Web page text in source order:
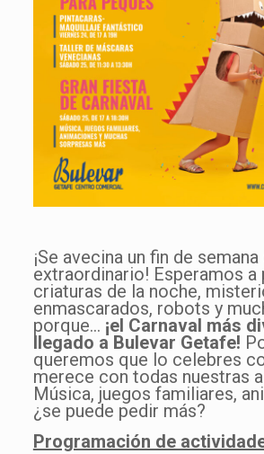
¡Se avecina un fin de
extraordinario! Esperamos a
criaturas de la noche,
enmascarados, robots y
porque… ¡el Carnaval más
llegado a Bulevar Getafe!
queremos que lo celebres
merece con todas nuestras
Música, juegos familiares,
¿se puede pedir más?
Programación de